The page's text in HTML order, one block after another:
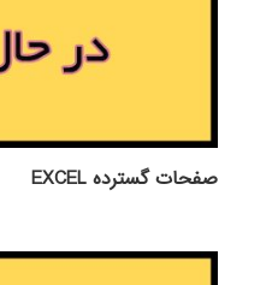
صفحات گسترده EXCEL